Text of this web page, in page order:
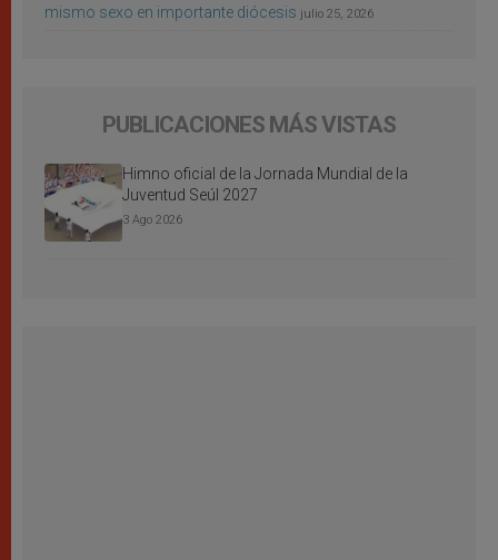
mismo sexo en importante diócesis julio 25, 2026
PUBLICACIONES MÁS VISTAS
Himno oficial de la Jornada Mundial de la
Juventud Seúl 2027
3 Ago 2026